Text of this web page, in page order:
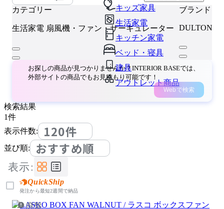
キッズ家具
生活家電
キッチン家電
ベッド・寝具
建具
アウトレット商品
カテゴリー
生活家電 扇風機・ファン・サーキュレーター
ブランド
DULTON
お探しの商品が見つかりませんか？INTERIOR BASEでは、
外部サイトの商品でもお見積もり可能です！
Webで検索
検索結果
1件
表示件数:
120件
並び順: おすすめ順
表示:
QuickShip
発注から最短2週間で納品
廃盤